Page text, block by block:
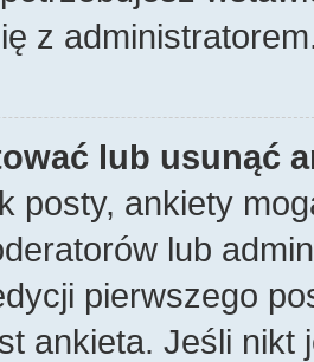
z
lub usunąć
posty, ankiety
lub
pierwszego
ankieta. Jeśli nikt